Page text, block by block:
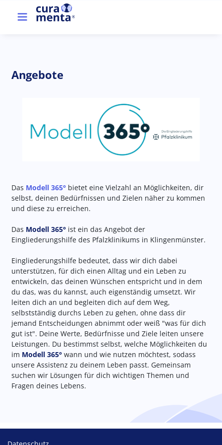
Direkt zum Inhalt
Top menu
Angebote
Das Modell 365° bietet eine Vielzahl an Möglichkeiten, dir
selbst, deinen Bedürfnissen und Zielen näher zu kommen
und diese zu erreichen.
Das Modell 365° ist ein das Angebot der
Eingliederungshilfe des Pfalzklinikums in Klingenmünster.
Eingliederungshilfe bedeutet, dass wir dich dabei
unterstützen, für dich einen Alltag und ein Leben zu
entwickeln, das deinen Wünschen entspricht und in dem
du das, was du kannst, auch eigenständig umsetzt. Wir
leiten dich an und begleiten dich auf dem Weg,
selbstständig durchs Leben zu gehen, ohne dass dir
jemand Entscheidungen abnimmt oder weiß "was für dich
gut ist". Deine Werte, Bedürfnisse und Ziele leiten unsere
Leistungen. Du bestimmst selbst, welche Möglichkeiten du
im Modell 365°wann und wie nutzen möchtest, sodass
unsere Assistenz zu deinem Leben passt. Gemeinsam
suchen wir Lösungen für dich wichtigen Themen und
Fragen deines Lebens.